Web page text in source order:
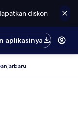
diskon
aplikasinya